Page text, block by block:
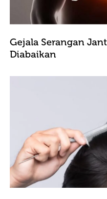
Gejala Serangan
Diabaikan